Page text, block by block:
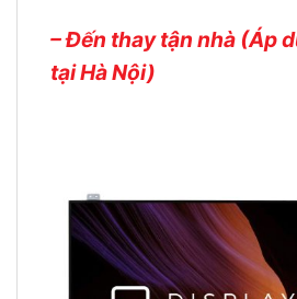
– Đến thay tận nhà (Áp
tại Hà Nội)